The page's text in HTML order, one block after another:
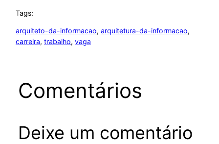
Tags:
arquiteto-da-informacao, arquitetura-da-informacao
carreira, trabalho, vaga
Comentários
Deixe um comentário